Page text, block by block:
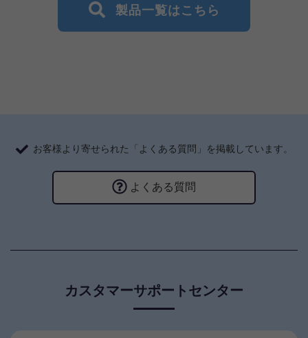
製品一覧はこちら
お客様より寄せられた「よくある質問」を掲載しています。
よくある質問
カスタマーサポートセンター